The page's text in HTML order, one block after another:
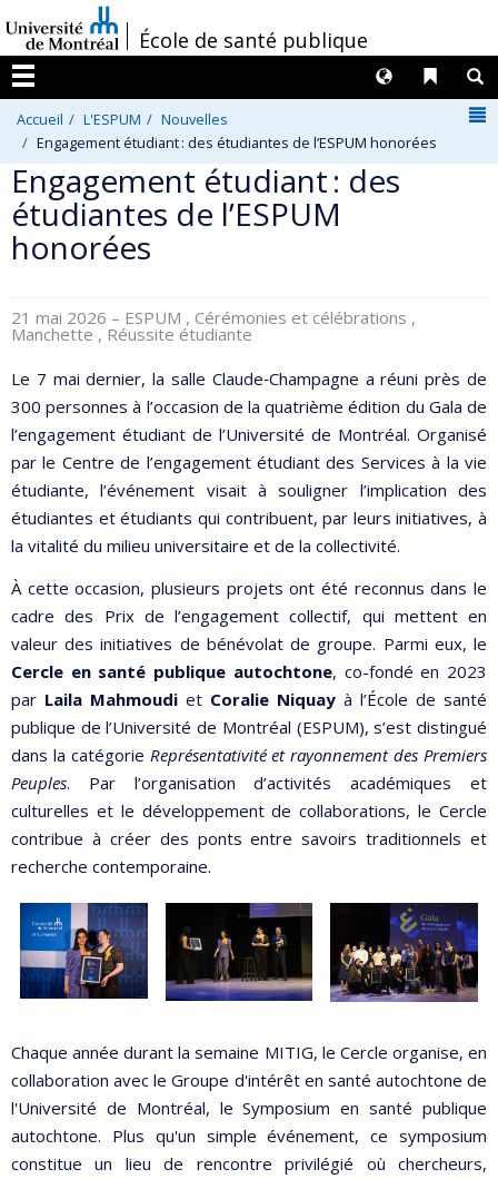
au
contenu
/École de santé publique
Menu
Liens
Langues
Accueil L'ESPUM
Nouvelles
Engagement étudiant : des étudiantes de l’ESPUM honorées
Engagement étudiant : des
étudiantes de l’ESPUM
honorées
21 mai 2026 – ESPUM , Cérémonies et célébrations ,
Manchette , Réussite étudiante
Le 7 mai dernier, la salle Claude‑Champagne a réuni près de
300 personnes à l’occasion de la quatrième édition du Gala de
l’engagement étudiant de l’Université de Montréal. Organisé
par le Centre de l’engagement étudiant des Services à la vie
étudiante, l’événement visait à souligner l’implication des
étudiantes et étudiants qui contribuent, par leurs initiatives, à
la vitalité du milieu universitaire et de la collectivité.
À cette occasion, plusieurs projets ont été reconnus dans le
cadre des Prix de l’engagement collectif, qui mettent en
valeur des initiatives de bénévolat de groupe. Parmi eux, le
Cercle en santé publique autochtone, co-fondé en 2023
par Laila Mahmoudi et Coralie Niquay à l’École de santé
publique de l’Université de Montréal (ESPUM), s’est distingué
dans la catégorie Représentativité et rayonnement des Premiers
Peuples. Par l’organisation d’activités académiques et
culturelles et le développement de collaborations, le Cercle
contribue à créer des ponts entre savoirs traditionnels et
recherche contemporaine.
Chaque année durant la semaine MITIG, le Cercle organise, en
collaboration avec le Groupe d'intérêt en santé autochtone de
l'Université de Montréal, le Symposium en santé publique
autochtone. Plus qu'un simple événement, ce symposium
constitue un lieu de rencontre privilégié où chercheurs,